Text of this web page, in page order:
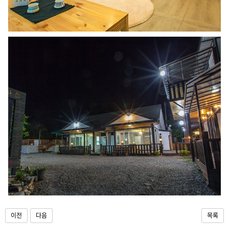
이전 다음 목록